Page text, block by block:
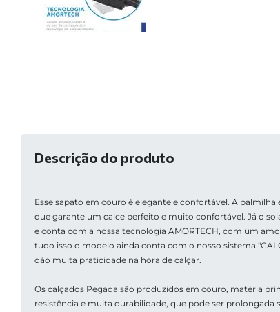
Descrição do produto
Esse sapato em couro é elegante e confortável. A
que garante um calce perfeito e muito confortável. Já o
e conta com a nossa tecnologia AMORTECH, com um
tudo isso o modelo ainda conta com o nosso sistema
dão muita praticidade na hora de calçar.
Os calçados Pegada são produzidos em couro, matéria
resistência e muita durabilidade, que pode ser prolongada